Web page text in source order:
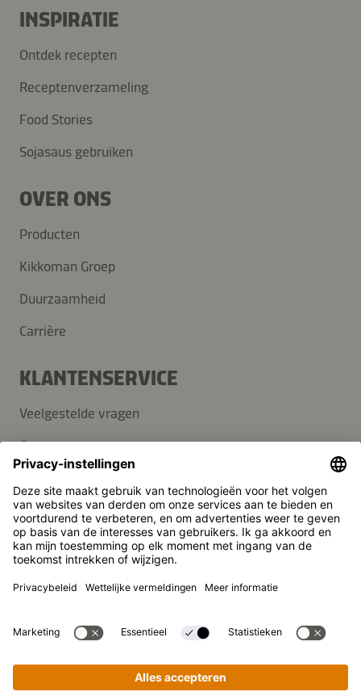
INSPIRATIE
Ontdek recepten
Receptenverzameling
Food Stories
Sojasaus gebruiken
OVER ONS
Producten
Kikkoman Groep
Duurzaamheid
Carrière
KLANTENSERVICE
Veelgestelde vragen
Contact
Pers
Kikkoman is een geregistreerd handelsmerk van Kikkoman
Corporation, Japan.
Theodorstraße 180, 40472 Düsseldorf, Germany
Opgenomen in het handelsregister bij het kantongerecht
Privacy-instellingen
Wettelijke kennisgeving
Gegevensbescherming